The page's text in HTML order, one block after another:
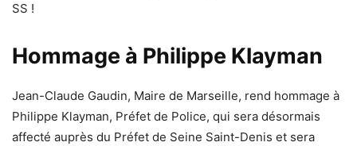
SS !
Hommage à Philippe Klayman
Jean-Claude Gaudin, Maire de Marseille, rend hommage à
Philippe Klayman, Préfet de Police, qui sera désormais
affecté auprès du Préfet de Seine Saint-Denis et sera